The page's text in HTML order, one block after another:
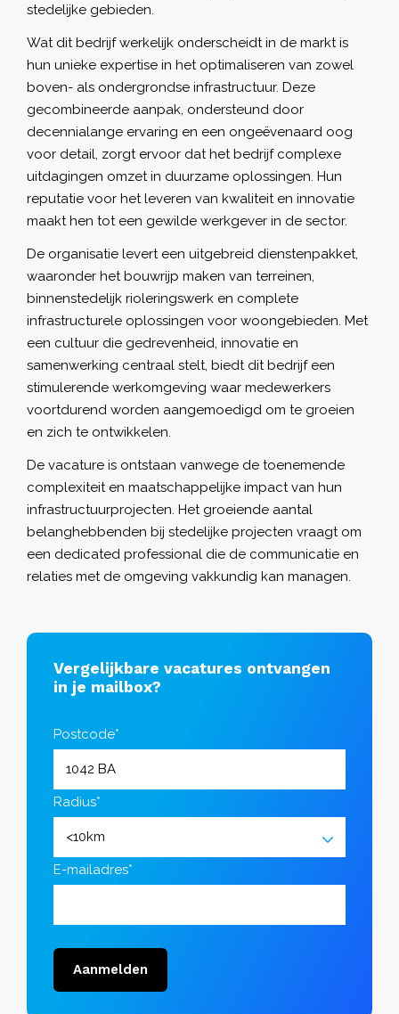
stedelijke gebieden.
Wat dit bedrijf werkelijk onderscheidt in de markt is
hun unieke expertise in het optimaliseren van zowel
boven- als ondergrondse infrastructuur. Deze
gecombineerde aanpak, ondersteund door
decennialange ervaring en een ongeëvenaard oog
voor detail, zorgt ervoor dat het bedrijf complexe
uitdagingen omzet in duurzame oplossingen. Hun
reputatie voor het leveren van kwaliteit en innovatie
maakt hen tot een gewilde werkgever in de sector.
De organisatie levert een uitgebreid dienstenpakket,
waaronder het bouwrijp maken van terreinen,
binnenstedelijk rioleringswerk en complete
infrastructurele oplossingen voor woongebieden. Met
een cultuur die gedrevenheid, innovatie en
samenwerking centraal stelt, biedt dit bedrijf een
stimulerende werkomgeving waar medewerkers
voortdurend worden aangemoedigd om te groeien
en zich te ontwikkelen.
De vacature is ontstaan vanwege de toenemende
complexiteit en maatschappelijke impact van hun
infrastructuurprojecten. Het groeiende aantal
belanghebbenden bij stedelijke projecten vraagt om
een dedicated professional die de communicatie en
relaties met de omgeving vakkundig kan managen.
Vergelijkbare vacatures ontvangen
in je mailbox?
Postcode*
Radius*
E-mailadres*
Aanmelden